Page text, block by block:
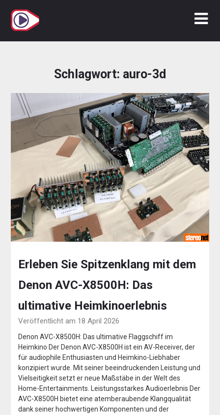
Inhalt
springen
Schlagwort: auro-3d
Erleben Sie Spitzenklang mit dem
Denon AVC-X8500H: Das
ultimative Heimkinoerlebnis
Veröffentlicht am 18 April 2026
Denon AVC-X8500H: Das ultimative Flaggschiff im
Heimkino Der Denon AVC-X8500H ist ein AV-Receiver, der
für audiophile Enthusiasten und Heimkino-Liebhaber
konzipiert wurde. Mit seiner beeindruckenden Leistung und
Vielseitigkeit setzt er neue Maßstäbe in der Welt des
Home-Entertainments. Leistungsstarkes Audioerlebnis Der
AVC-X8500H bietet eine atemberaubende Klangqualität
dank seiner hochwertigen Komponenten und der